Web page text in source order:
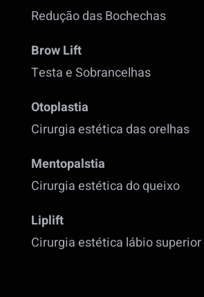
Redução das Bochechas
Brow Lift
Testa e Sobrancelhas
Otoplastia
Cirurgia estética das orelhas
Mentopalstia
Cirurgia estética do queixo
Liplift
Cirurgia estética lábio superior